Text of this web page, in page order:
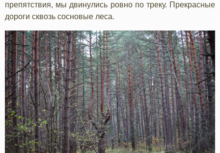
препятствия, мы двинулись ровно по треку. Прекрасные
дороги сквозь сосновые леса.